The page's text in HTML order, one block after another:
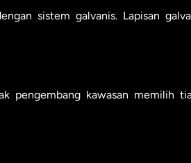
sistem galvanis. Lapisan
pengembang kawasan memilih